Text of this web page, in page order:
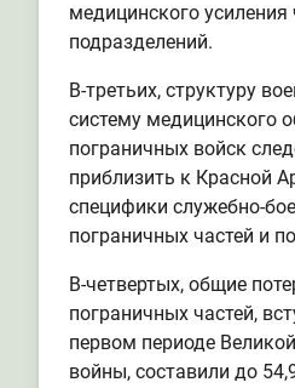
медицинского усиления
подразделений.
В-третьих, структуру
систему медицинского
пограничных войск
приблизить к Красной
специфики служебно-
пограничных частей и
В-четвертых, общие
пограничных частей,
первом периоде
войны, составили до